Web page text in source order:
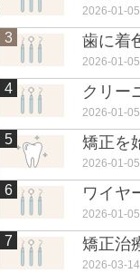
2026-01-05
3
2026-01-05
4
2026-01-05
5
2026-01-05
6
2026-01-05
7
2026-03-14